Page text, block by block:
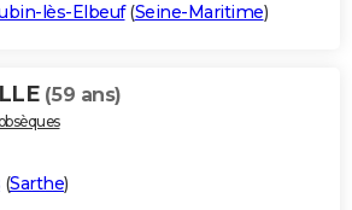
lès-Elbeuf(Seine-Maritime)
(59 ans)
(Sarthe)